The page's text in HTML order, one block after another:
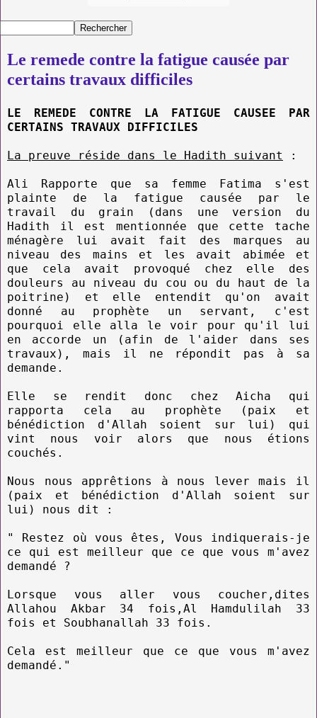
Le remede contre la fatigue causée par
certains travaux difficiles
LE REMEDE CONTRE LA FATIGUE CAUSEE PAR
CERTAINS TRAVAUX DIFFICILES
La preuve réside dans le Hadith suivant :
Ali Rapporte que sa femme Fatima s'est
plainte de la fatigue causée par le
travail du grain (dans une version du
Hadith il est mentionnée que cette tache
ménagère lui avait fait des marques au
niveau des mains et les avait abimée et
que cela avait provoqué chez elle des
douleurs au niveau du cou ou du haut de la
poitrine) et elle entendit qu'on avait
donné au prophète un servant, c'est
pourquoi elle alla le voir pour qu'il lui
en accorde un (afin de l'aider dans ses
travaux), mais il ne répondit pas à sa
demande.
Elle se rendit donc chez Aicha qui
rapporta cela au prophète (paix et
bénédiction d'Allah soient sur lui) qui
vint nous voir alors que nous étions
couchés.
Nous nous apprêtions à nous lever mais il
(paix et bénédiction d'Allah soient sur
lui) nous dit :
" Restez où vous êtes, Vous indiquerais-je
ce qui est meilleur que ce que vous m'avez
demandé ?
Lorsque vous aller vous coucher,dites
Allahou Akbar 34 fois,Al Hamdulilah 33
fois et Soubhanallah 33 fois.
Cela est meilleur que ce que vous m'avez
demandé."